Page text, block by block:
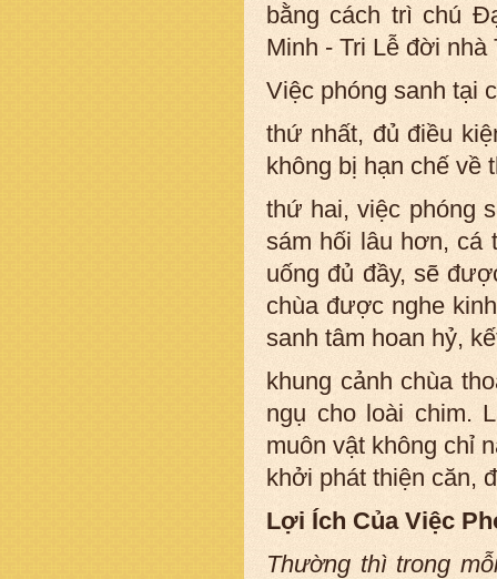
bằng cách trì chú
Minh - Tri Lễ đời
Việc phóng sanh tại
thứ nhất, đủ điều
không bị hạn chế về
thứ hai, việc phóng
sám hối lâu hơn, cá
uống đủ đầy, sẽ
chùa được nghe
sanh tâm hoan hỷ,
khung cảnh chùa
ngụ cho loài chim.
muôn vật không chỉ
khởi phát thiện căn,
Lợi Ích Của Việc
Thường thì trong